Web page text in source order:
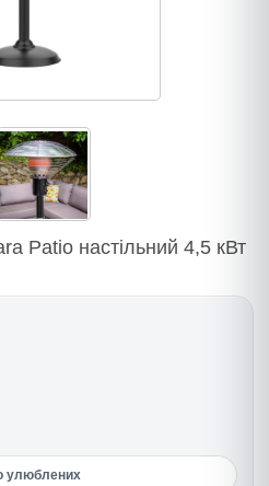
Patio настiльний 4,5 кВт
улюблених